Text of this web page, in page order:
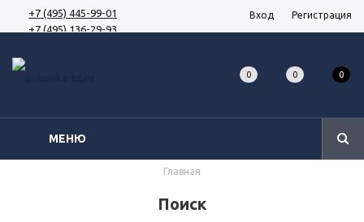
+7 (495) 445-99-01
+7 (495) 136-29-93
Вход Регистрация
МЕНЮ
0 0 0
Главная
Поиск